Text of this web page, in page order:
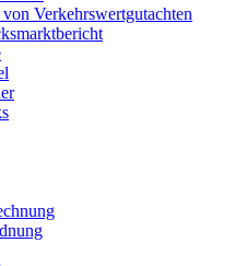
Verkehrswertgutachten